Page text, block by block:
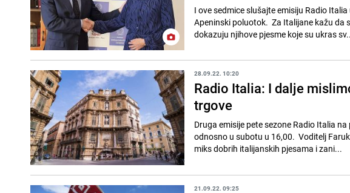
I ove sedmice slušajte emisiju Radio
Apeninski poluotok. Za Italijane kažu da
dokazuju njihove pjesme koje su ukras
28.09.22. 10:20
Radio Italia: I dalje
trgove
Druga emisije pete sezone Radio Italia
odnosno u subotu u 16,00. Voditelj
miks dobrih italijanskih pjesama i zani...
21.09.22. 09:25